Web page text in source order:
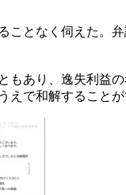
ことなく伺えた。
もあり、逸失利益
えで和解することが